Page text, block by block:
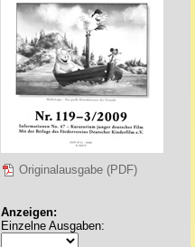
Originalausgabe (PDF)
Anzeigen:
Einzelne Ausgaben: